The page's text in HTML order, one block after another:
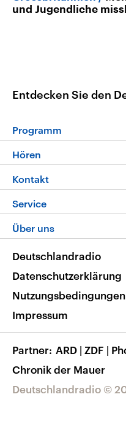
und Jugendliche
Entdecken Sie den
Programm
Programm
Die Nachrichten
Nachrichtenleicht
Neue Beiträge auf
Hören
Livestream
Podcasts
Deutschlandfunk
Nachrichten App
Frequenzen
Kontakt
Hörerservice
Service
FAQ
Veranstaltungen
Musikliste
RSS
Über uns
Barrierefreiheit
Deutschlandradio ©
Deutschlandradio
Datenschutzerklärung
Nutzungsbedingungen
Impressum
Partner ARD | ZDF |
Chronik der Mauer